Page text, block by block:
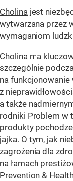
Cholina jest
wytwarzana przez
wymaganiom
Cholina ma
szczególnie
na funkcjonowanie
z
a także
rodniki Problem w
produkty
jajka. O tym, jak
zagrożenia dla
na łamach
Prevention & Health